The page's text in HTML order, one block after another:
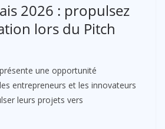
2026 : propulsez
lors du Pitch
une opportunité
entrepreneurs et les innovateurs
leurs projets vers